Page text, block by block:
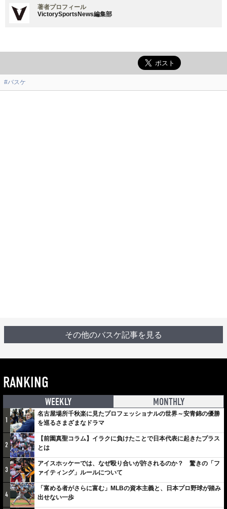
著者プロフィール
VictorySportsNews編集部
#バスケ
その他のバスケ記事を見る
RANKING
WEEKLY MONTHLY
1
名古屋場所千秋楽に見たプロフェッショナルの世界～安青錦の優勝
を巡るさまざまなドラマ
2
【前園真聖コラム】イラクに負けたことで日本代表に起きたプラス
とは
3
アイスホッケーでは、なぜ殴り合いが許されるのか？ 驚きの「フ
ァイティング」ルールについて
4
「富める者がさらに富む」MLBの資本主義と、日本プロ野球が踏み
出せない一歩